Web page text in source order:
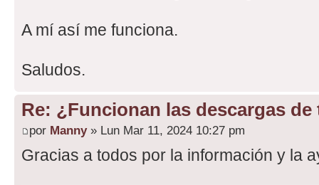
A mí así me funciona.
Saludos.
Re: ¿Funcionan las descargas
por Manny» Lun Mar 11, 2024 10:27 pm
Gracias a todos por la información y la